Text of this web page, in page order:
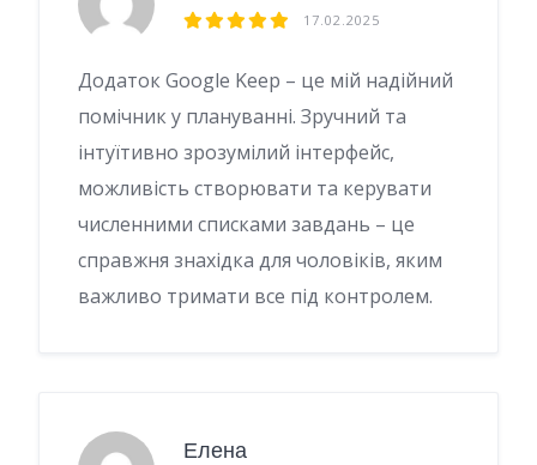
17.02.2025
Додаток Google Keep – це мій надійний
помічник у плануванні. Зручний та
інтуїтивно зрозумілий інтерфейс,
можливість створювати та керувати
численними списками завдань – це
справжня знахідка для чоловіків, яким
важливо тримати все під контролем.
Елена